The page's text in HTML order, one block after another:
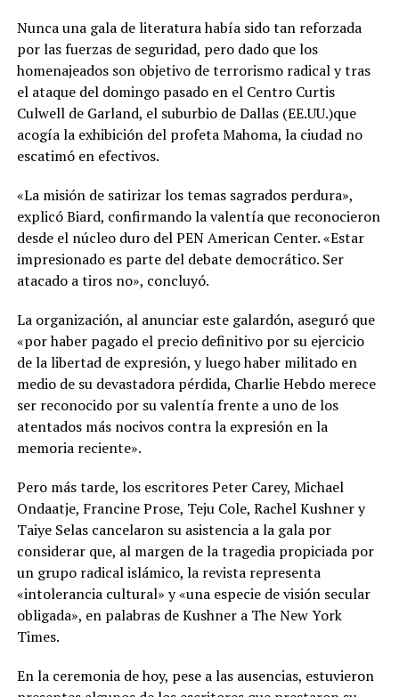
Nunca una gala de literatura había sido tan reforzada
por las fuerzas de seguridad, pero dado que los
homenajeados son objetivo de terrorismo radical y tras
el ataque del domingo pasado en el Centro Curtis
Culwell de Garland, el suburbio de Dallas (EE.UU.)que
acogía la exhibición del profeta Mahoma, la ciudad no
escatimó en efectivos.
«La misión de satirizar los temas sagrados perdura»,
explicó Biard, confirmando la valentía que reconocieron
desde el núcleo duro del PEN American Center. «Estar
impresionado es parte del debate democrático. Ser
atacado a tiros no», concluyó.
La organización, al anunciar este galardón, aseguró que
«por haber pagado el precio definitivo por su ejercicio
de la libertad de expresión, y luego haber militado en
medio de su devastadora pérdida, Charlie Hebdo merece
ser reconocido por su valentía frente a uno de los
atentados más nocivos contra la expresión en la
memoria reciente».
Pero más tarde, los escritores Peter Carey, Michael
Ondaatje, Francine Prose, Teju Cole, Rachel Kushner y
Taiye Selas cancelaron su asistencia a la gala por
considerar que, al margen de la tragedia propiciada por
un grupo radical islámico, la revista representa
«intolerancia cultural» y «una especie de visión secular
obligada», en palabras de Kushner a The New York
Times.
En la ceremonia de hoy, pese a las ausencias, estuvieron